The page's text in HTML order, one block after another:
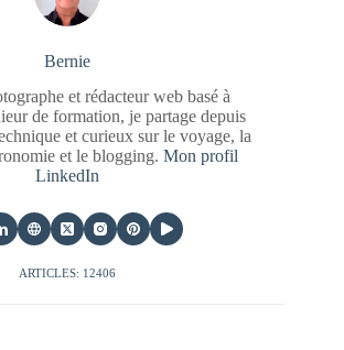
Bernie
et rédacteur web basé à
de formation, je partage depuis
et curieux sur le voyage, la
et le blogging. Mon profil
LinkedIn
ARTICLES: 12406